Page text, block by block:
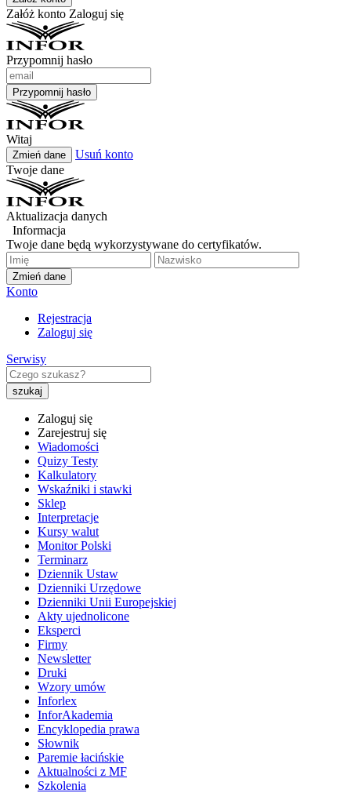
Załóż konto Zaloguj się
Przypomnij hasło
Przypomnij hasło
Witaj
Zmień dane
Usuń konto
Twoje dane
Aktualizacja danych
Informacja
Twoje dane będą wykorzystywane do certyfikatów.
Zmień dane
Konto
Rejestracja
Zaloguj się
Serwisy
Zaloguj się
Zarejestruj się
Wiadomości
Quizy Testy
Kalkulatory
Wskaźniki i stawki
Sklep
Interpretacje
Kursy walut
Monitor Polski
Terminarz
Dziennik Ustaw
Dzienniki Urzędowe
Dzienniki Unii Europejskiej
Akty ujednolicone
Eksperci
Firmy
Newsletter
Druki
Wzory umów
Inforlex
InforAkademia
Encyklopedia prawa
Słownik
Paremie łacińskie
Aktualności z MF
Szkolenia